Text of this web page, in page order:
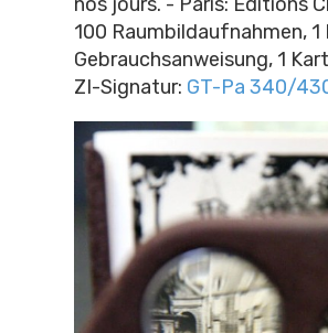
100 Raumbildaufnahmen,
Gebrauchsanweisung, 1
ZI-Signatur: GT-Pa 340/